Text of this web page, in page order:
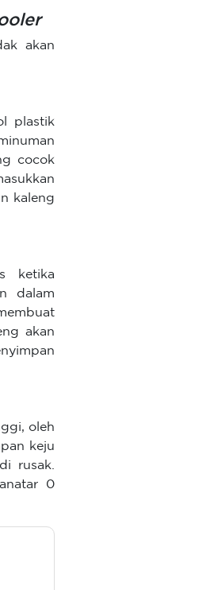
akan
plastik
cocok
kaleng
ketika
dalam
akan
oleh
keju
rusak.
0